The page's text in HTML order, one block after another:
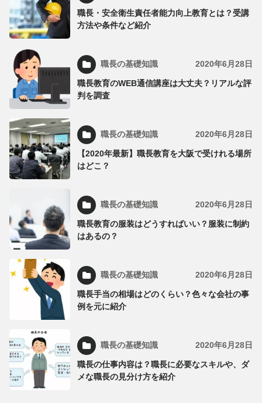
職長・安全衛生責任者能力向上教育とは？受講
方法や条件など紹介
職長の基礎知識 2020年6月28日
職長教育のWEB通信講座は大丈夫？リアルな評
判を調査
職長の基礎知識 2020年6月28日
【2020年最新】職長教育を大阪で受けれる場所
はどこ？
職長の基礎知識 2020年6月28日
職長教育の服装はどうすればいい？服装に制約
はあるの？
職長の基礎知識 2020年6月28日
職長手当の相場はどのくらい？色々な会社の事
例を元に紹介
職長の基礎知識 2020年6月28日
職長の仕事内容は？職長に必要なスキルや、ダ
メな職長の見分け方を紹介